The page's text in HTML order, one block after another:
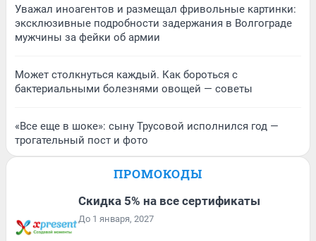
Уважал иноагентов и размещал фривольные картинки:
эксклюзивные подробности задержания в Волгограде
мужчины за фейки об армии
Может столкнуться каждый. Как бороться с
бактериальными болезнями овощей — советы
«Все еще в шоке»: сыну Трусовой исполнился год —
трогательный пост и фото
ПРОМОКОДЫ
Скидка 5% на все сертификаты
До 1 января, 2027